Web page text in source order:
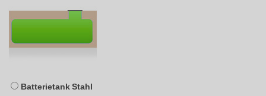
Batterietank Stahl